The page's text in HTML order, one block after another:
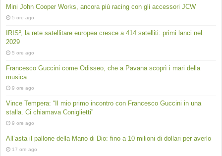
Mini John Cooper Works, ancora più racing con gli accessori JCW
5 ore ago
IRIS², la rete satellitare europea cresce a 414 satelliti: primi lanci nel
2029
5 ore ago
Francesco Guccini come Odisseo, che a Pavana scoprì i mari della
musica
9 ore ago
Vince Tempera: “Il mio primo incontro con Francesco Guccini in una
stalla. Ci chiamava Coniglietti”
9 ore ago
All’asta il pallone della Mano di Dio: fino a 10 milioni di dollari per averlo
17 ore ago